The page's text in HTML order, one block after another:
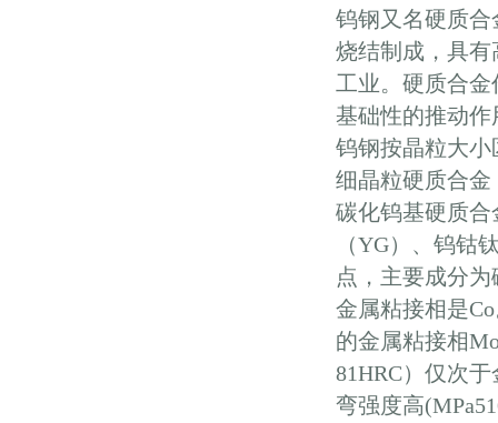
钨钢又名硬质
烧结制成，具
工业。硬质合
基础性的推动作
钨钢按晶粒大
细晶粒硬质合
碳化钨基硬质
（YG）、钨钴
点，主要成分
金属粘接相是
的金属粘接相
81HRC）仅次
弯强度高